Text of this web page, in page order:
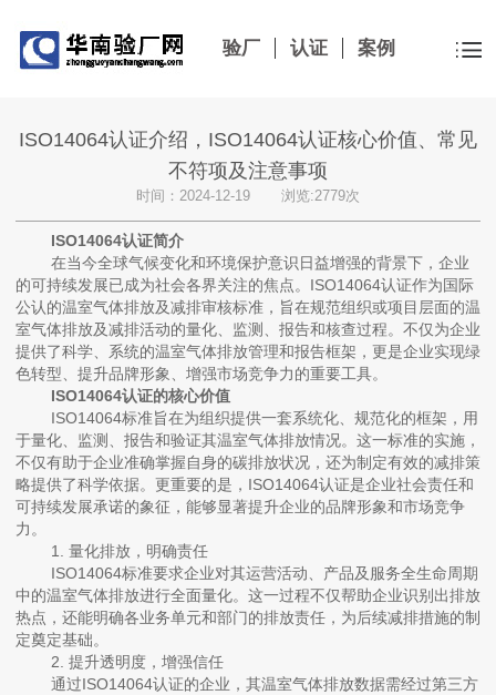
验厂 认证 案例
ISO14064认证介绍，ISO14064认证核心价值、常见
不符项及注意事项
时间：2024-12-19 浏览:2779次
ISO14064认证简介
在当今全球气候变化和环境保护意识日益增强的背景下，企业
的可持续发展已成为社会各界关注的焦点。ISO14064认证作为国际
公认的温室气体排放及减排审核标准，旨在规范组织或项目层面的温
室气体排放及减排活动的量化、监测、报告和核查过程。不仅为企业
提供了科学、系统的温室气体排放管理和报告框架，更是企业实现绿
色转型、提升品牌形象、增强市场竞争力的重要工具。
ISO14064认证的核心价值
ISO14064标准旨在为组织提供一套系统化、规范化的框架，用
于量化、监测、报告和验证其温室气体排放情况。这一标准的实施，
不仅有助于企业准确掌握自身的碳排放状况，还为制定有效的减排策
略提供了科学依据。更重要的是，ISO14064认证是企业社会责任和
可持续发展承诺的象征，能够显著提升企业的品牌形象和市场竞争
力。
1. 量化排放，明确责任
ISO14064标准要求企业对其运营活动、产品及服务全生命周期
中的温室气体排放进行全面量化。这一过程不仅帮助企业识别出排放
热点，还能明确各业务单元和部门的排放责任，为后续减排措施的制
定奠定基础。
2. 提升透明度，增强信任
通过ISO14064认证的企业，其温室气体排放数据需经过第三方